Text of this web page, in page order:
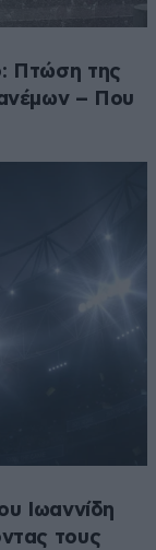
Πτώση της
– Που
Ιωαννίδη
τους